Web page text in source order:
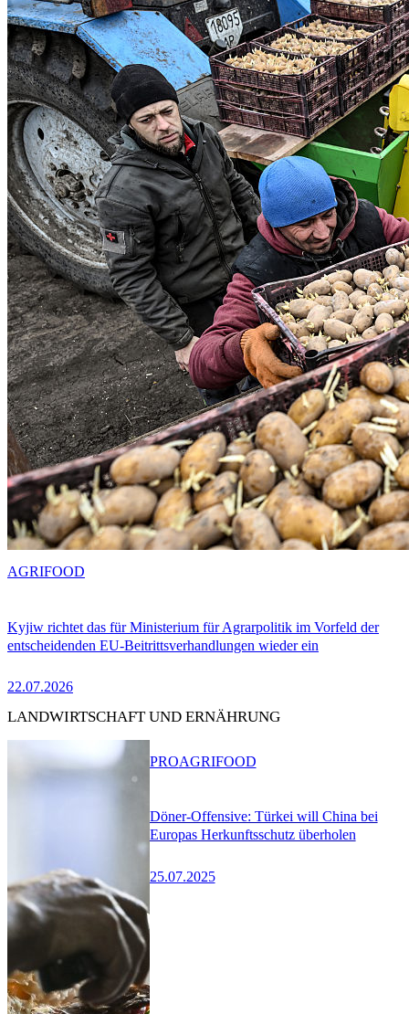
Kyjiw richtet das für Ministerium für Agrarpolitik im Vorfeld der
entscheidenden EU-Beitrittsverhandlungen wieder ein
22.07.2026
AGRIFOOD
LANDWIRTSCHAFT UND ERNÄHRUNG
Döner-Offensive: Türkei will China bei
Europas Herkunftsschutz überholen
25.07.2025
PROAGRIFOOD